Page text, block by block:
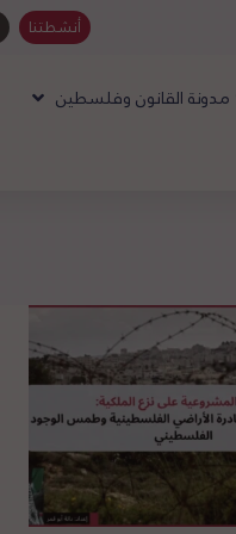
أنشطتنا
مدونة القانون وفلسطين